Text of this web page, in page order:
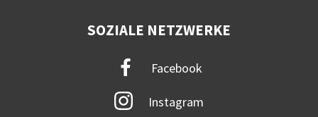
SOZIALE NETZWERKE
Facebook
Instagram